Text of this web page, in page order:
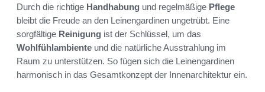
Durch die richtige Handhabung und regelmäßige Pflege
bleibt die Freude an den Leinengardinen ungetrübt. Eine
sorgfältige Reinigung ist der Schlüssel, um das
Wohlfühlambiente und die natürliche Ausstrahlung im
Raum zu unterstützen. So fügen sich die Leinengardinen
harmonisch in das Gesamtkonzept der Innenarchitektur ein.